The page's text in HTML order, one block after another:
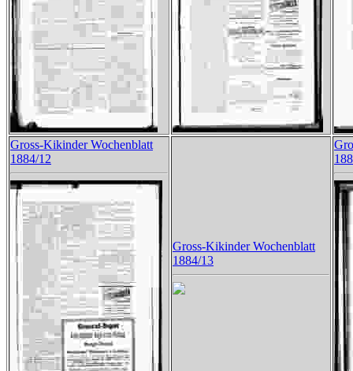
Gross-Kikinder Wochenblatt
1884/12
Gross-Kikinder Wochenblatt
1884/13